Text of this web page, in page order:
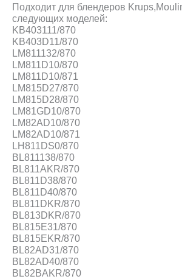
Подходит для блендеров
следующих моделей:
KB403111/870
KB403D11/870
LM811132/870
LM811D10/870
LM811D10/871
LM815D27/870
LM815D28/870
LM81GD10/870
LM82AD10/870
LM82AD10/871
LH811DS0/870
BL811138/870
BL811AKR/870
BL811D38/870
BL811D40/870
BL811DKR/870
BL813DKR/870
BL815E31/870
BL815EKR/870
BL82AD31/870
BL82AD40/870
BL82BAKR/870